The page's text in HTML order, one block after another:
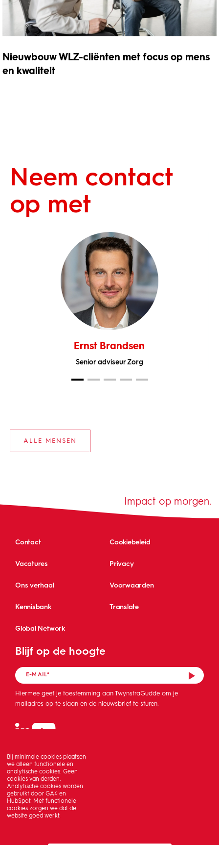
Bij minimale cookies plaatsen
we alleen functionele en
analytische cookies. Geen
cookies van derden.
Analytische cookies worden
gebruikt door GA4 en
HubSpot. Met functionele
cookies zorgen we dat de
website goed werkt.
Nieuwbouw WLZ-cliënten met focus op mens
en kwaliteit
Neem contact
op met
Ernst Brandsen
Senior adviseur Zorg
ALLE MENSEN
Contact Cookiebeleid
Vacatures Privacy
Ons verhaal Voorwaarden
Kennisbank Translate
Global Network
Blijf op de hoogte
Hiermee geef je toestemming aan TwynstraGudde om je
mailadres op te slaan en de nieuwsbrief te sturen.
Impact op morgen.